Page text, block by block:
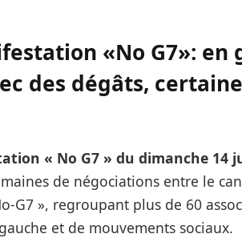
«No G7»:
des dégâts,
« No G7 » du dimanche 14
de négociations entre le
G7 », regroupant plus de 60
et de mouvements sociaux.